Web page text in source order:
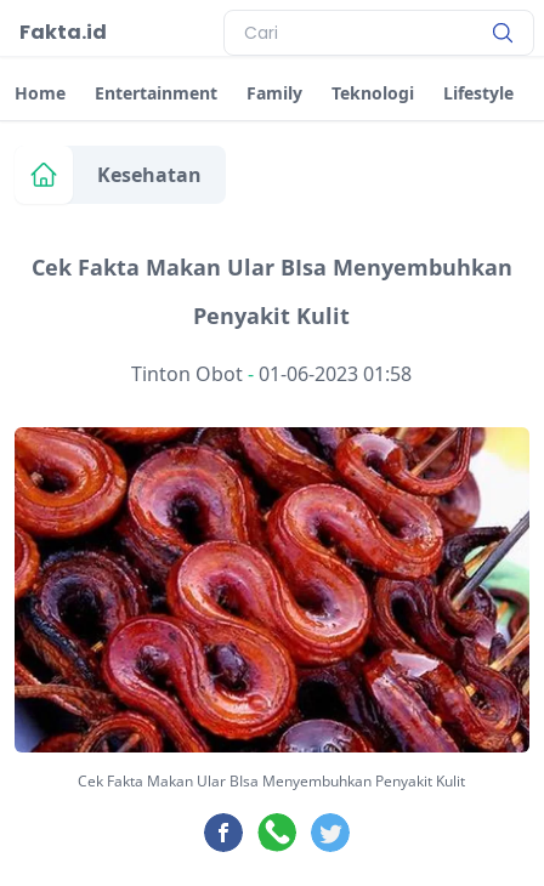
Fakta.id
Home Entertainment Family Teknologi Lifestyle
Kesehatan
Cek Fakta Makan Ular BIsa Menyembuhkan
Penyakit Kulit
Tinton Obot-01-06-2023 01:58
Cek Fakta Makan Ular BIsa Menyembuhkan Penyakit Kulit